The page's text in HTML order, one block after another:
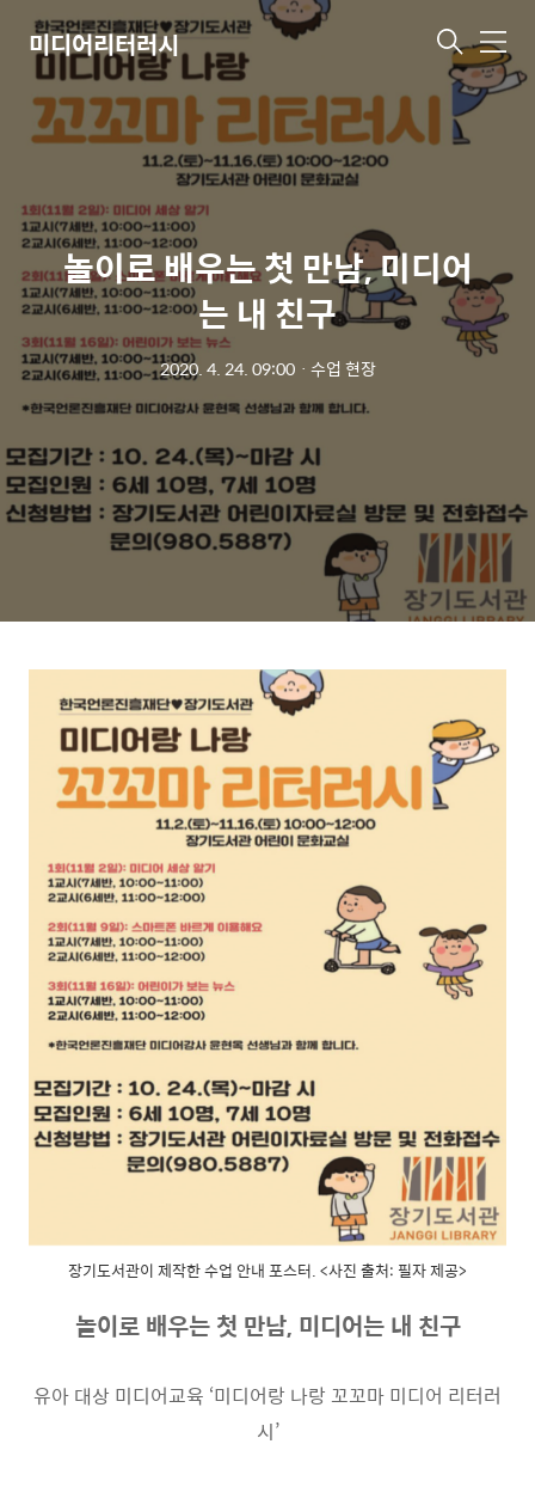
미디어리터러시 메
뉴
놀이로 배우는 첫 만남, 미디어
는 내 친구
2020. 4. 24. 09:00ㆍ 수업 현장
장기도서관이 제작한 수업 안내 포스터. <사진 출처: 필자 제공>
놀이로 배우는 첫 만남, 미디어는 내 친구
유아 대상 미디어교육 ‘미디어랑 나랑 꼬꼬마 미디어 리터러
시’